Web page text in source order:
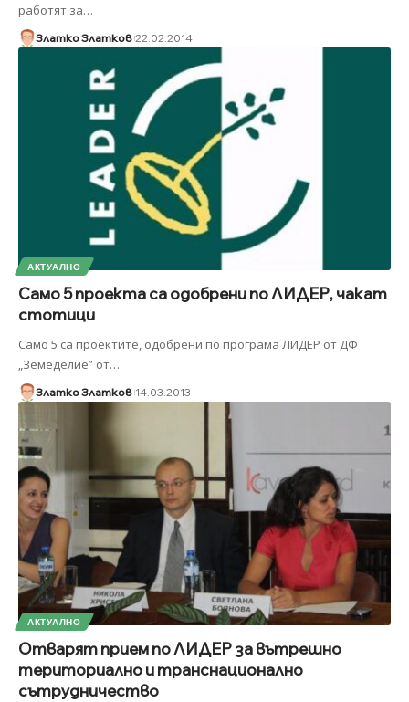
работят за…
Златко Златков 22.02.2014
АКТУАЛНО
Само 5 проекта са одобрени по ЛИДЕР, чакат
стотици
Само 5 са проектите, одобрени по програма ЛИДЕР от ДФ
„Земеделие” от…
Златко Златков 14.03.2013
АКТУАЛНО
Отварят прием по ЛИДЕР за вътрешно
териториално и транснационално
сътрудничество